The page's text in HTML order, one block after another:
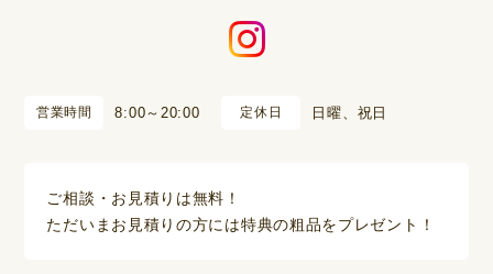
営業時間 8:00～20:00 定休日 日曜、祝日
ご相談・お見積りは無料！
ただいまお見積りの方には特典の粗品をプレゼント！